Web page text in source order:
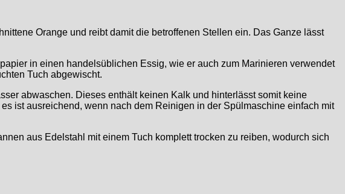
Orange und reibt damit die betroffenen Stellen ein. Das Ganze lässt
in einen handelsüblichen Essig, wie er auch zum Marinieren verwendet
Tuch abgewischt.
abwaschen. Dieses enthält keinen Kalk und hinterlässt somit keine
ist ausreichend, wenn nach dem Reinigen in der Spülmaschine einfach mit
aus Edelstahl mit einem Tuch komplett trocken zu reiben, wodurch sich